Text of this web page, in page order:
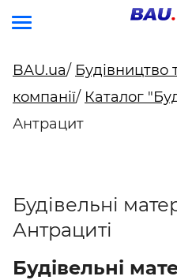
BAU.ua/ Будівництво
компанії/ Каталог
Антрацит
Будівельні
Антрациті
Будівельні